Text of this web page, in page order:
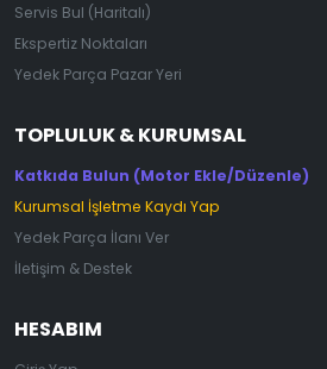
Servis Bul (Haritalı)
Ekspertiz Noktaları
Yedek Parça Pazar Yeri
TOPLULUK & KURUMSAL
Katkıda Bulun (Motor Ekle/Düzenle)
Kurumsal İşletme Kaydı Yap
Yedek Parça İlanı Ver
İletişim & Destek
HESABIM